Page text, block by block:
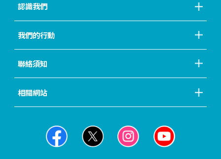
認識我們
我們的行動
聯絡須知
相關網站